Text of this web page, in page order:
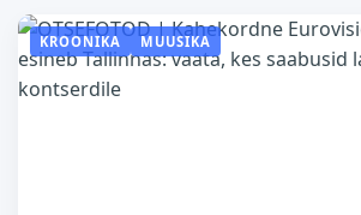
KROONIKA MUUSIKA